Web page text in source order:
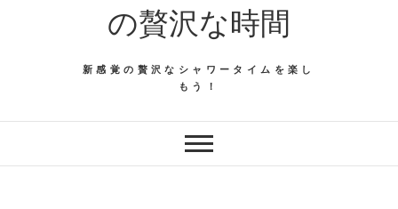
の贅沢な時間
新感覚の贅沢なシャワータイムを楽し
もう！